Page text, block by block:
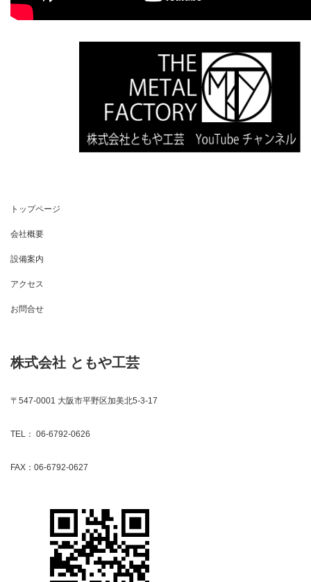
トップページ
会社概要
設備案内
アクセス
お問合せ
株式会社 ともや工芸
〒547-0001 大阪市平野区加美北5-3-17
TEL： 06-6792-0626
FAX：06-6792-0627